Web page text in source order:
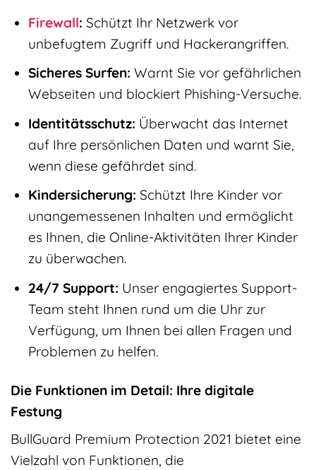
Firewall: Schützt Ihr Netzwerk vor
unbefugtem Zugriff und Hackerangriffen.
Sicheres Surfen: Warnt Sie vor gefährlichen
Webseiten und blockiert Phishing-Versuche.
Identitätsschutz: Überwacht das Internet
auf Ihre persönlichen Daten und warnt Sie,
wenn diese gefährdet sind.
Kindersicherung: Schützt Ihre Kinder vor
unangemessenen Inhalten und ermöglicht
es Ihnen, die Online-Aktivitäten Ihrer Kinder
zu überwachen.
24/7 Support: Unser engagiertes Support-
Team steht Ihnen rund um die Uhr zur
Verfügung, um Ihnen bei allen Fragen und
Problemen zu helfen.
Die Funktionen im Detail: Ihre digitale
Festung
BullGuard Premium Protection 2021 bietet eine
Vielzahl von Funktionen, die